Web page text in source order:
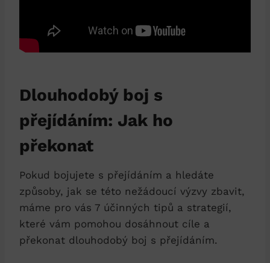
Dlouhodobý boj s
přejídáním: Jak ho
překonat
Pokud bojujete s přejídáním a hledáte
způsoby, jak se této nežádoucí výzvy ⁢zbavit,⁣
máme pro vás 7 účinných tipů a strategií,
které​ vám pomohou dosáhnout cíle a
překonat dlouhodobý boj ⁤s přejídáním.